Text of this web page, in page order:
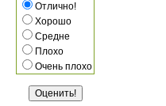
Отлично!
Хорошо
Средне
Плохо
Очень плохо